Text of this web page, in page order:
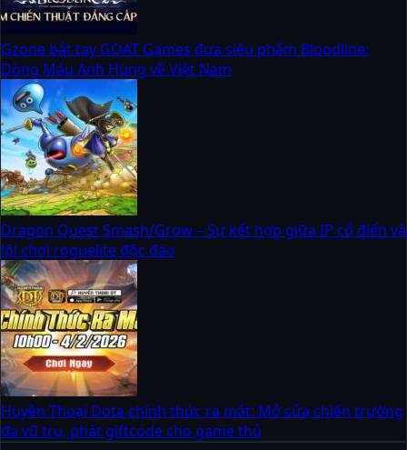
Gzone bắt tay GOAT Games đưa siêu phẩm Bloodline:
Dòng Máu Anh Hùng về Việt Nam
Dragon Quest Smash/Grow – Sự kết hợp giữa IP cổ điển và
lối chơi roguelite độc đáo
Huyền Thoại Dota chính thức ra mắt: Mở cửa chiến trường
đa vũ trụ, phát giftcode cho game thủ